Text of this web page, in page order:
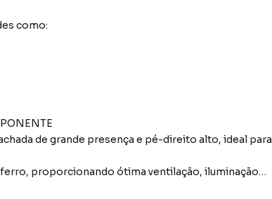
como:
de grande presença e pé-direito alto, ideal para
proporcionando ótima ventilação, iluminação